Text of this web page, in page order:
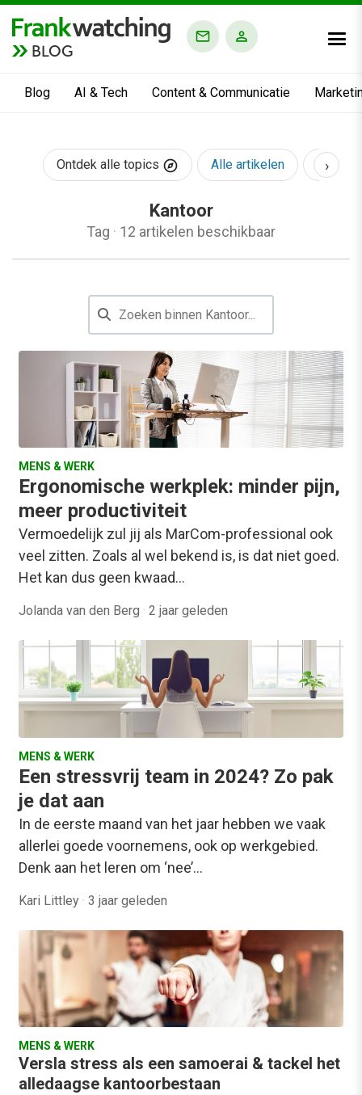
BLOG
Blog AI & Tech Content & Communicatie
Ontdek alle topics Alle artikelen AI &
›
Kantoor
Tag · 12 artikelen beschikbaar
MENS & WERK
Ergonomische werkplek: minder pijn,
meer productiviteit
Vermoedelijk zul jij als MarCom-professional ook
veel zitten. Zoals al wel bekend is, is dat niet goed.
Het kan dus geen kwaad…
Jolanda van den Berg · 2 jaar geleden
MENS & WERK
Een stressvrij team in 2024? Zo pak
je dat aan
In de eerste maand van het jaar hebben we vaak
allerlei goede voornemens, ook op werkgebied.
Denk aan het leren om ‘nee’…
Kari Littley · 3 jaar geleden
MENS & WERK
Versla stress als een samoerai & tackel het
alledaagse kantoorbestaan